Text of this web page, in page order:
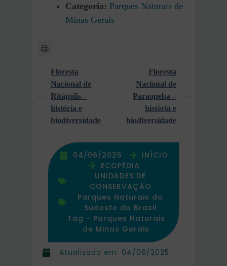
Atualizado em: 04/06/2025
Categoria: Parques Naturais de
Minas Gerais
Floresta
Nacional de
Ritápolis –
história e
biodiversidade
Floresta
Nacional de
Paraopeba –
história e
biodiversidade
04/06/2025
INÍCIO
ECOPÉDIA
UNIDADES DE
CONSERVAÇÃO
Parques Naturais do
Sudeste do Brasil
Tag - Parques Naturais
de Minas Gerais